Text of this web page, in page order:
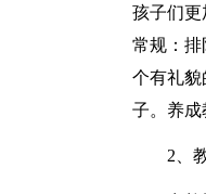
孩子们更
常规：排
个有礼貌
子。养成
2、